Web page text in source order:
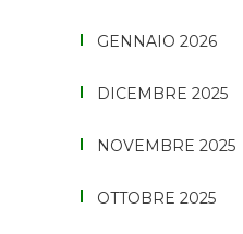
GENNAIO 2026
DICEMBRE 2025
NOVEMBRE 2025
OTTOBRE 2025